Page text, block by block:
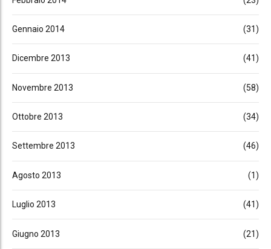
Gennaio 2014 (31)
Dicembre 2013 (41)
Novembre 2013 (58)
Ottobre 2013 (34)
Settembre 2013 (46)
Agosto 2013 (1)
Luglio 2013 (41)
Giugno 2013 (21)